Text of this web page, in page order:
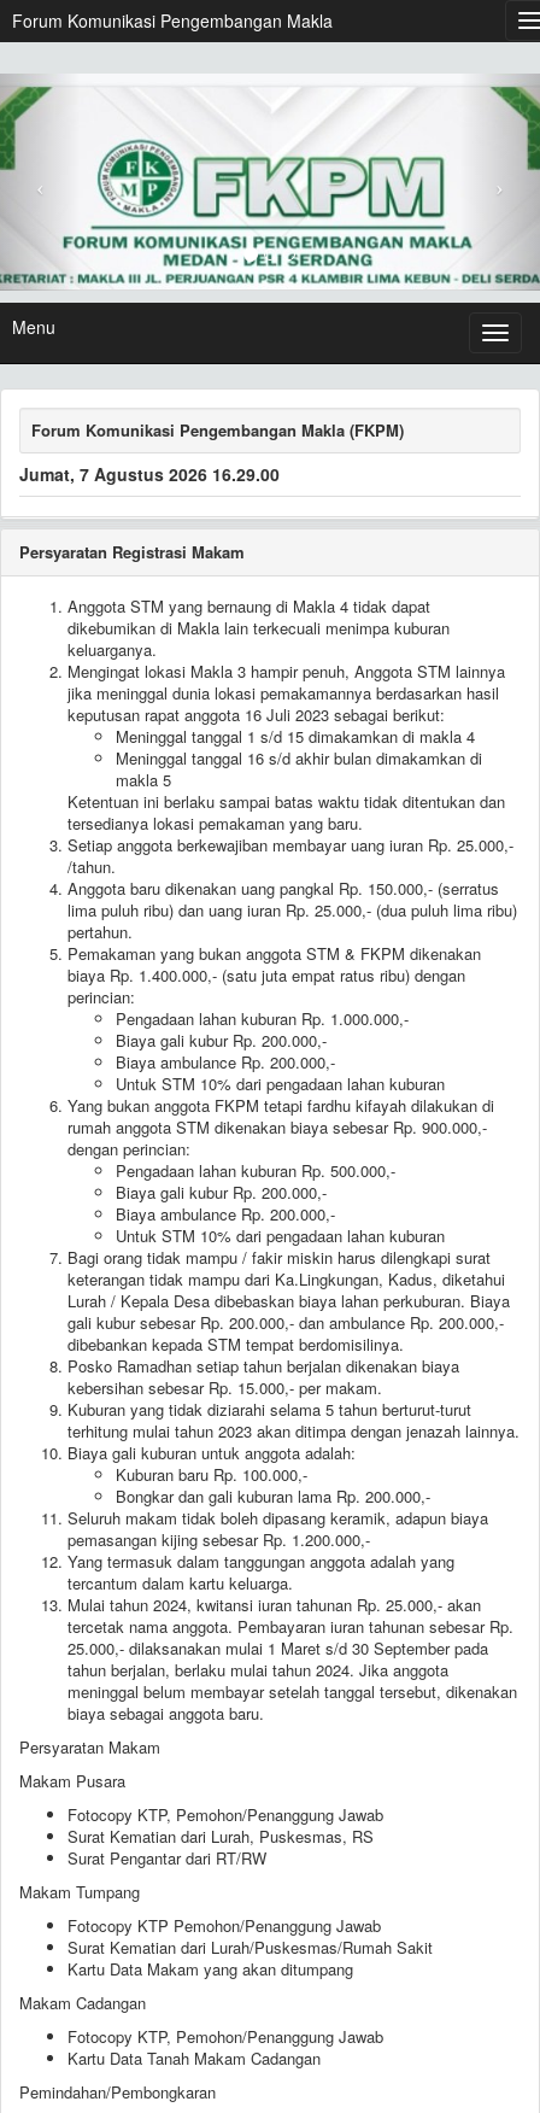
Forum Komunikasi Pengembangan Makla
Menu
Forum Komunikasi Pengembangan Makla (FKPM)
Jumat, 7 Agustus 2026 16.29.01
Persyaratan Registrasi Makam
Anggota STM yang bernaung di Makla 4 tidak dapat
dikebumikan di Makla lain terkecuali menimpa kuburan
keluarganya.
Mengingat lokasi Makla 3 hampir penuh, Anggota STM lainnya
jika meninggal dunia lokasi pemakamannya berdasarkan hasil
keputusan rapat anggota 16 Juli 2023 sebagai berikut:
Meninggal tanggal 1 s/d 15 dimakamkan di makla 4
Meninggal tanggal 16 s/d akhir bulan dimakamkan di
makla 5
Ketentuan ini berlaku sampai batas waktu tidak ditentukan dan
tersedianya lokasi pemakaman yang baru.
Setiap anggota berkewajiban membayar uang iuran Rp. 25.000,-
/tahun.
Anggota baru dikenakan uang pangkal Rp. 150.000,- (serratus
lima puluh ribu) dan uang iuran Rp. 25.000,- (dua puluh lima ribu)
pertahun.
Pemakaman yang bukan anggota STM & FKPM dikenakan
biaya Rp. 1.400.000,- (satu juta empat ratus ribu) dengan
perincian:
Pengadaan lahan kuburan Rp. 1.000.000,-
Biaya gali kubur Rp. 200.000,-
Biaya ambulance Rp. 200.000,-
Untuk STM 10% dari pengadaan lahan kuburan
Yang bukan anggota FKPM tetapi fardhu kifayah dilakukan di
rumah anggota STM dikenakan biaya sebesar Rp. 900.000,-
dengan perincian:
Pengadaan lahan kuburan Rp. 500.000,-
Biaya gali kubur Rp. 200.000,-
Biaya ambulance Rp. 200.000,-
Untuk STM 10% dari pengadaan lahan kuburan
Bagi orang tidak mampu / fakir miskin harus dilengkapi surat
keterangan tidak mampu dari Ka.Lingkungan, Kadus, diketahui
Lurah / Kepala Desa dibebaskan biaya lahan perkuburan. Biaya
gali kubur sebesar Rp. 200.000,- dan ambulance Rp. 200.000,-
dibebankan kepada STM tempat berdomisilinya.
Posko Ramadhan setiap tahun berjalan dikenakan biaya
kebersihan sebesar Rp. 15.000,- per makam.
Kuburan yang tidak diziarahi selama 5 tahun berturut-turut
terhitung mulai tahun 2023 akan ditimpa dengan jenazah lainnya.
Biaya gali kuburan untuk anggota adalah:
Kuburan baru Rp. 100.000,-
Bongkar dan gali kuburan lama Rp. 200.000,-
Seluruh makam tidak boleh dipasang keramik, adapun biaya
pemasangan kijing sebesar Rp. 1.200.000,-
Yang termasuk dalam tanggungan anggota adalah yang
tercantum dalam kartu keluarga.
Mulai tahun 2024, kwitansi iuran tahunan Rp. 25.000,- akan
tercetak nama anggota. Pembayaran iuran tahunan sebesar Rp.
25.000,- dilaksanakan mulai 1 Maret s/d 30 September pada
tahun berjalan, berlaku mulai tahun 2024. Jika anggota
meninggal belum membayar setelah tanggal tersebut, dikenakan
biaya sebagai anggota baru.
Persyaratan Makam
Makam Pusara
Fotocopy KTP, Pemohon/Penanggung Jawab
Surat Kematian dari Lurah, Puskesmas, RS
Surat Pengantar dari RT/RW
Makam Tumpang
Fotocopy KTP Pemohon/Penanggung Jawab
Surat Kematian dari Lurah/Puskesmas/Rumah Sakit
Kartu Data Makam yang akan ditumpang
Makam Cadangan
Fotocopy KTP, Pemohon/Penanggung Jawab
Kartu Data Tanah Makam Cadangan
Pemindahan/Pembongkaran